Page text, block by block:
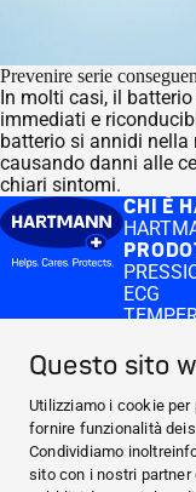
Questo sito
Utilizziamo i cookie
fornire funzionalità
Condividiamo
sito con i nostri
Prevenire serie
In molti casi, il
immediati e
batterio si annidi
causando danni alle
chiari sintomi.
CHI È
ECG
Self-test
Login
Contatti
CHI È